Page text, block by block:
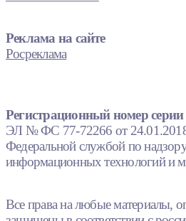
Реклама на сайте
Росреклама
Регистрационный номер серии
ЭЛ № ФС 77-72266 от
Федеральной службой по
информационных технологий и
Все права на любые материалы,